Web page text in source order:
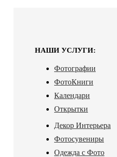
НАШИ УСЛУГИ:
Фотографии
ФотоКниги
Календари
Открытки
Декор Интерьера
Фотосувениры
Одежда с Фото